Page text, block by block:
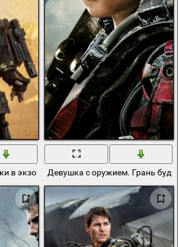
в экзокостюме из фильма «Грань
Девушка с оружием. Грань